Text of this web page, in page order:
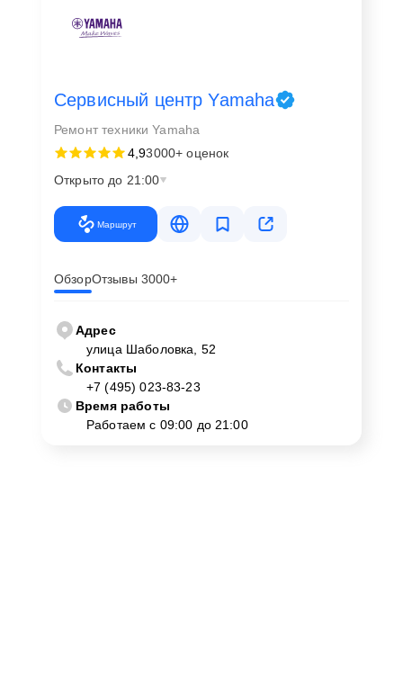
Сервисный центр Yamaha
Ремонт техники Yamaha
4,93000+ оценок
Открыто до 21:00
Маршрут
ОбзорОтзывы 3000+
Адрес
улица Шаболовка, 52
Контакты
+7 (495) 023-83-23
Время работы
Работаем с 09:00 до 21:00